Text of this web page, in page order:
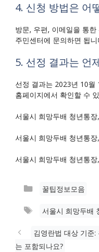
4. 신청 방법은 어
방문, 우편, 이메일을 통
주민센터에 문의하면 됩니
5. 선정 결과는 언
선정 결과는 2023년 10월
홈페이지에서 확인할 수
서울시 희망두배 청년통
서울시 희망두배 청년통
서울시 희망두배 청년통
카
고
꿀팁정보모음
태
서울시 희망두배
김영란법 대상 기준
는 포함되나요?